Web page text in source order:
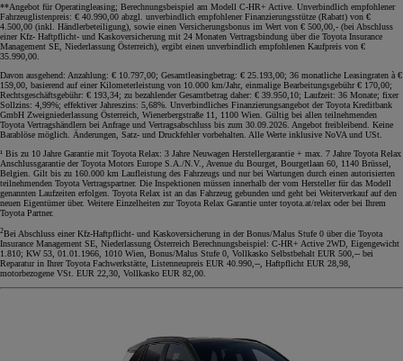
**Angebot für Operatingleasing; Berechnungsbeispiel am Modell C-HR+ Active. Unverbindlich empfohlener
Fahrzeuglistenpreis: € 40.990,00 abzgl. unverbindlich empfohlener Finanzierungsstütze (Rabatt) von €
4.500,00 (inkl. Händlerbeteiligung), sowie einen Versicherungsbonus im Wert von € 500,00,- (bei Abschluss
einer Kfz- Haftpflicht- und Kaskoversicherung mit 24 Monaten Vertragsbindung über die Toyota Insurance
Management SE, Niederlassung Österreich), ergibt einen unverbindlich empfohlenen Kaufpreis von €
35.990,00.
Davon ausgehend: Anzahlung: € 10.797,00; Gesamtleasingbetrag: € 25.193,00; 36 monatliche Leasingraten à €
159,00, basierend auf einer Kilometerleistung von 10.000 km/Jahr, einmalige Bearbeitungsgebühr € 170,00;
Rechtsgeschäftsgebühr: € 193,34; zu bezahlender Gesamtbetrag daher: € 39.950,10; Laufzeit: 36 Monate; fixer
Sollzins: 4,99%; effektiver Jahreszins: 5,68%. Unverbindliches Finanzierungsangebot der Toyota Kreditbank
GmbH Zweigniederlassung Österreich, Wienerbergstraße 11, 1100 Wien. Gültig bei allen teilnehmenden
Toyota Vertragshändlern bei Anfrage und Vertragsabschluss bis zum 30.09.2026. Angebot freibleibend. Keine
Barablöse möglich. Änderungen, Satz- und Druckfehler vorbehalten. Alle Werte inklusive NoVA und USt
¹ Bis zu 10 Jahre Garantie mit Toyota Relax: 3 Jahre Neuwagen Herstellergarantie + max. 7 Jahre Toyota Relax
Anschlussgarantie der Toyota Motors Europe S.A./N.V., Avenue du Bourget, Bourgetlaan 60, 1140 Brüssel,
Belgien. Gilt bis zu 160.000 km Laufleistung des Fahrzeugs und nur bei Wartungen durch einen autorisierten
teilnehmenden Toyota Vertragspartner. Die Inspektionen müssen innerhalb der vom Hersteller für das Modell
genannten Laufzeiten erfolgen. Toyota Relax ist an das Fahrzeug gebunden und geht bei Weiterverkauf auf den
neuen Eigentümer über. Weitere Einzelheiten zur Toyota Relax Garantie unter toyota.at/relax oder bei Ihrem
Toyota Partner.
2Bei Abschluss einer Kfz-Haftpflicht- und Kaskoversicherung in der Bonus/Malus Stufe 0 über die Toyota
Insurance Management SE, Niederlassung Österreich Berechnungsbeispiel: C-HR+ Active 2WD, Eigengewicht
1.810; KW 53, 01.01.1966, 1010 Wien, Bonus/Malus Stufe 0, Vollkasko Selbstbehalt EUR 500,-- bei
Reparatur in Ihrer Toyota Fachwerkstätte, Listenneupreis EUR 40.990,--, Haftpflicht EUR 28,98,
motorbezogene VSt. EUR 22,30, Vollkasko EUR 82,00.